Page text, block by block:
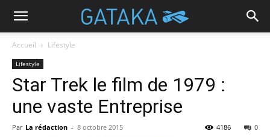
Accueil Lifestyle
Lifestyle
Star Trek le film de 1979 :
une vaste Entreprise
Par La rédaction - 8 octobre 2015 0
4186